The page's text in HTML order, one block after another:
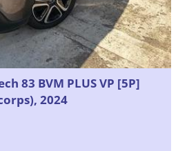
83 BVM PLUS VP [5P]
2024